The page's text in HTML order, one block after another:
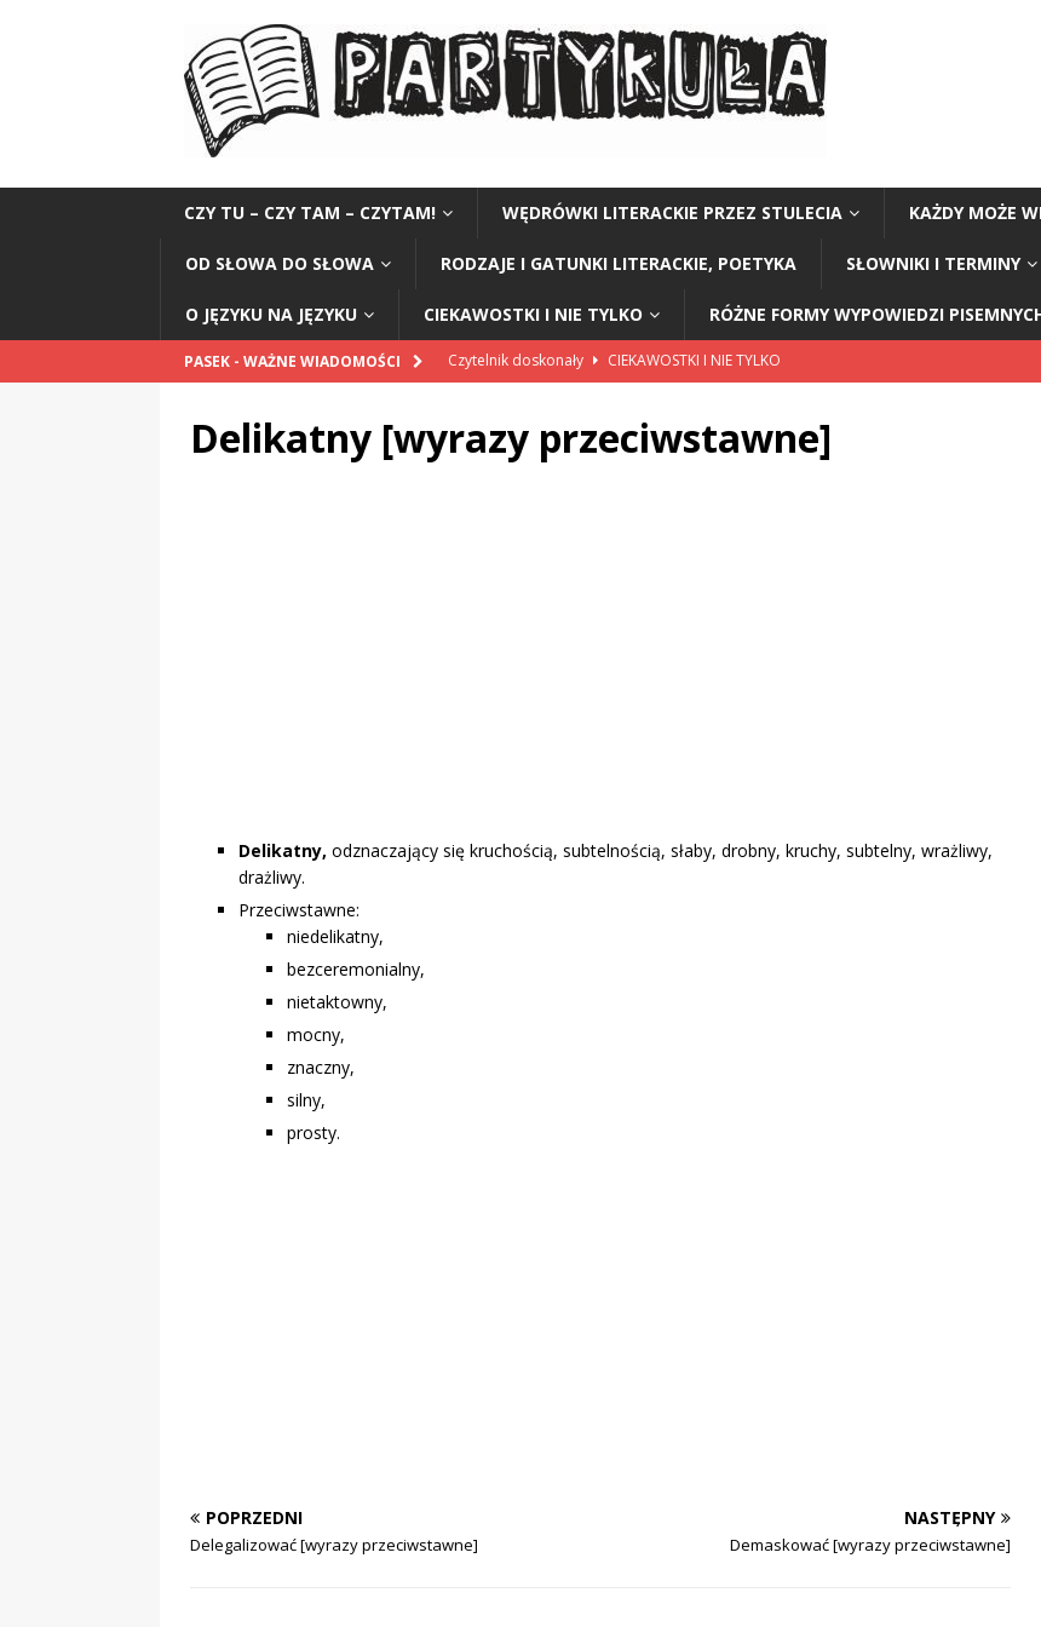
CZY TU – CZY TAM – CZYTAM! WĘDRÓWKI LITERACKIE PRZEZ STULECIA KAŻDY MOŻE
OD SŁOWA DO SŁOWA RODZAJE I GATUNKI LITERACKIE, POETYKA SŁOWNIKI I TERMINY
O JĘZYKU NA JĘZYKU CIEKAWOSTKI I NIE TYLKO RÓŻNE FORMY WYPOWIEDZI
PASEK - WAŻNE WIADOMOŚCI Czytelnik doskonały
CIEKAWOSTKI I NIE TYLKO
CIEKAWOSTKI I NIE TYLKO
Delikatny [wyrazy przeciwstawne]
Delikatny, odznaczający się kruchością, subtelnością, słaby, drobny, kruchy, subtelny, wrażliwy,
drażliwy.
Przeciwstawne:
niedelikatny,
bezceremonialny,
nietaktowny,
mocny,
znaczny,
silny,
prosty.
POPRZEDNI
Delegalizować [wyrazy przeciwstawne]
NASTĘPNY
Demaskować [wyrazy przeciwstawne]